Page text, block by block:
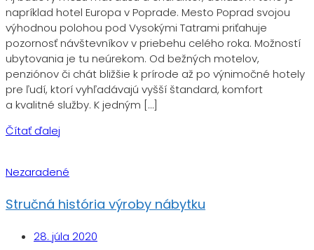
napríklad hotel Europa v Poprade. Mesto Poprad svojou
výhodnou polohou pod Vysokými Tatrami priťahuje
pozornosť návštevníkov v priebehu celého roka. Možností
ubytovania je tu neúrekom. Od bežných motelov,
penziónov či chát bližšie k prírode až po výnimočné hotely
pre ľudí, ktorí vyhľadávajú vyšší štandard, komfort
a kvalitné služby. K jedným […]
Čítať ďalej
Nezaradené
Stručná história výroby nábytku
28. júla 2020